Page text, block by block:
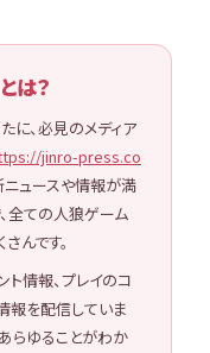
は？
に、必見のメディア
jinro-press.co
ニュースや情報が満
全ての人狼ゲーム
んです。
情報、プレイのコ
報を配信していま
らゆることがわか